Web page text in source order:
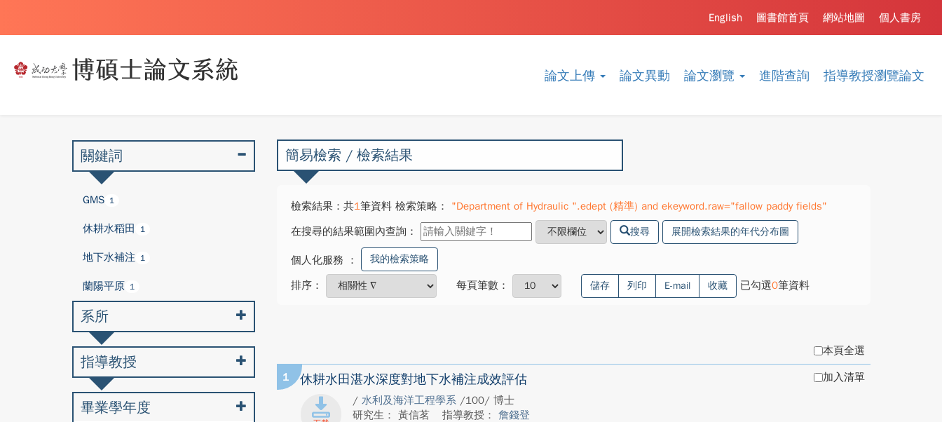
論文上傳 論文異動 論文瀏覽 進階查詢 指導教授瀏覽論文
個人書房
網站地圖
圖書館首頁
English
簡易檢索 / 檢索結果
檢索結果：共1筆資料 檢索策略：
"Department of Hydraulic ".edept (精準) and ekeyword.raw="fallow paddy fields"
在搜尋的結果範圍內查詢：
搜尋 展開檢索結果的年代分布圖
個人化服務 ： 我的檢索策略
排序： 每頁筆數： 儲存 列印 E-mail 收藏 已勾選0筆資料
本頁全選
1 休耕水田湛水深度對地下水補注成效評估
/ 水利及海洋工程學系 /100/ 博士
研究生： 黃信茗
指導教授： 詹錢登
加入清單
關鍵詞
GMS 1
休耕水稻田 1
地下水補注 1
蘭陽平原 1
系所
指導教授
畢業學年度